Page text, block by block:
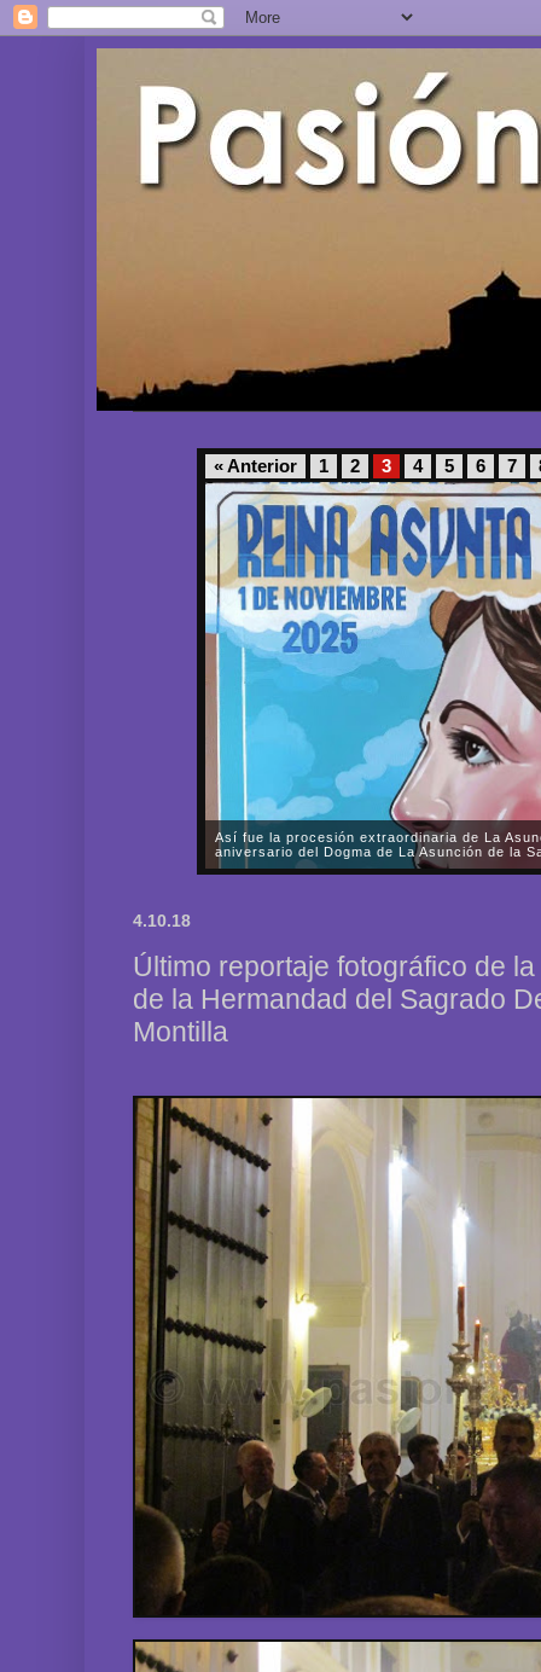
« Anterior 1 2 3 4 5 6 7
Elegancia y majestuosidad del misterio del
Salesiana de El Prendimiento en el Magno
4.10.18
Último reportaje fotográfico de
de la Hermandad del Sagrado
Montilla